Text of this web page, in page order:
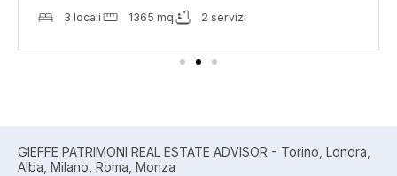
3 locali 1365 mq 2 servizi
GIEFFE PATRIMONI REAL ESTATE ADVISOR - Torino, Londra,
Alba, Milano, Roma, Monza